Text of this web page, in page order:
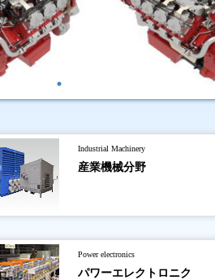
Industrial Machinery
産業機械分野
Power electronics
パワーエレクトロニク